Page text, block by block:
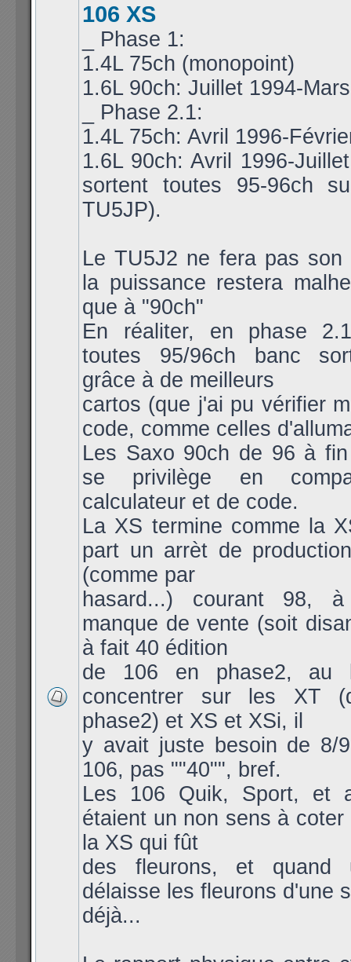
106 XS
_ Phase 1:
1.4L 75ch (monopoint)
1.6L 90ch: Juillet 1994-
_ Phase 2.1:
1.4L 75ch: Avril 1996-
1.6L 90ch: Avril 1996-
sortent toutes 95-96ch
TU5JP).
Le TU5J2 ne fera pas son
la puissance restera
que à "90ch"
En réaliter, en phase
toutes 95/96ch banc
grâce à de meilleurs
cartos (que j'ai pu vérifier
code, comme celles
Les Saxo 90ch de 96 à
se privilège en
calculateur et de code.
La XS termine comme la
part un arrèt de
(comme par
hasard...) courant 98,
manque de vente (soit
à fait 40 édition
de 106 en phase2, au
concentrer sur les XT
phase2) et XS et XSi, il
y avait juste besoin de 8/
106, pas ""40"", bref.
Les 106 Quik, Sport, et
étaient un non sens à
la XS qui fût
des fleurons, et quand
délaisse les fleurons d'une
déjà...